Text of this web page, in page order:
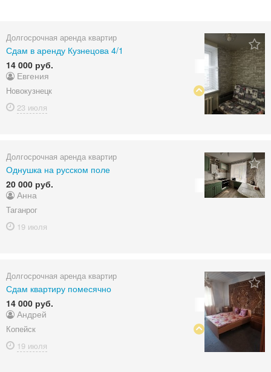
Долгосрочная аренда квартир
Сдам в аренду Кузнецова 4/1
14 000 руб.
Евгения
Новокузнецк
23 июля
Долгосрочная аренда квартир
Однушка на русском поле
20 000 руб.
Анна
Таганрог
19 июля
Долгосрочная аренда квартир
Сдам квартиру помесячно
14 000 руб.
Андрей
Копейск
19 июля